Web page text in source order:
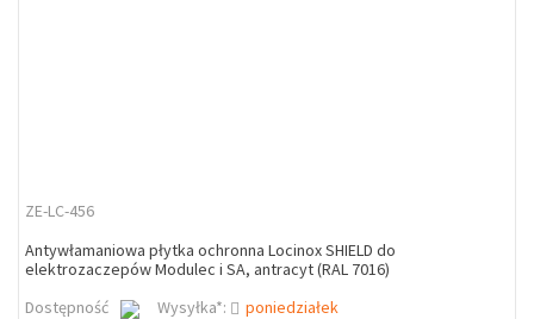
ZE-LC-456
Antywłamaniowa płytka ochronna Locinox SHIELD do
elektrozaczepów Modulec i SA, antracyt (RAL 7016)
Dostępność
Wysyłka*: poniedziałek